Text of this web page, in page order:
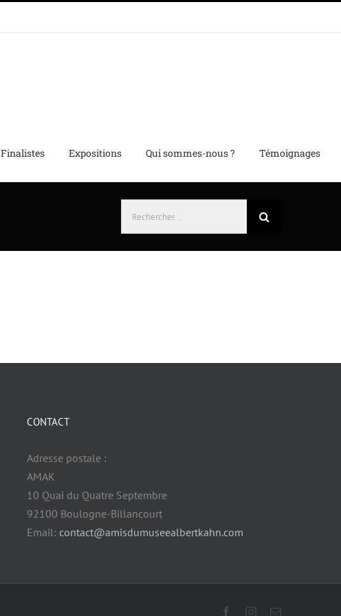
Finalistes Expositions Qui sommes-nous ? Témoignages
CONTACT
Adresse postale :
AMAK
10 Quai du Quatre Septembre
92100 Boulogne-Billancourt
Email: contact@amisdumuseealbertkahn.com
FacebookInstagram
Email